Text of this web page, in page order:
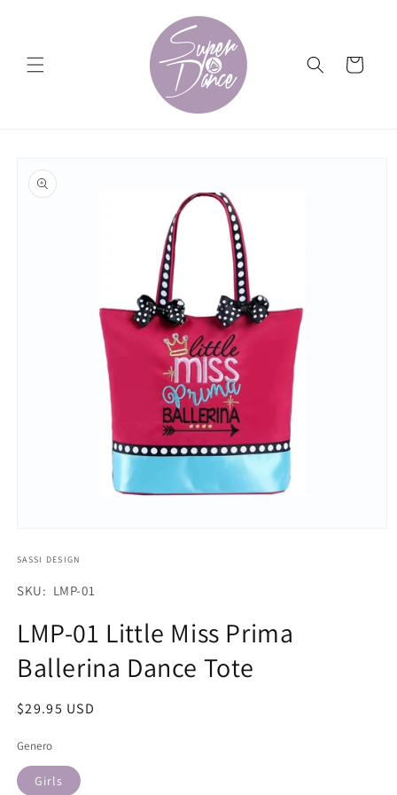
Carrito
a la
información
multimedia
en
una
modal
SASSI DESIGN
SKU:
SKU: LMP-01
LMP-01 Little Miss Prima
Ballerina Dance Tote
Precio
$29.95 USD
Genero
Girls